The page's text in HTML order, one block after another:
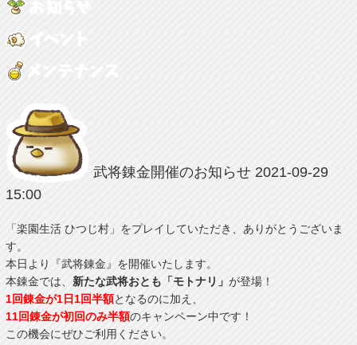
武将錬金開催のお知らせ 2021-09-29
15:00
「楽園生活 ひつじ村」をプレイしていただき、ありがとうございま
す。
本日より『武将錬金』を開催いたします。
本錬金では、 新たな武将おとも「モトナリ」 が登場！
1回錬金が1日1回半額となるのに加え、
11回錬金が初回のみ半額のキャンペーン中です！
この機会にぜひご利用ください。